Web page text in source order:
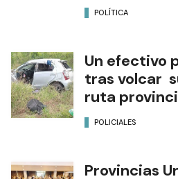
POLÍTICA
Un efectivo
tras volcar
ruta
POLICIALES
Provincias